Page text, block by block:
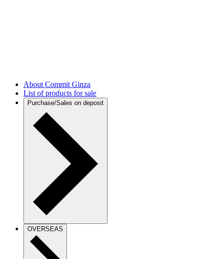
About Commit Ginza
List of products for sale
Purchase/Sales on deposit
OVERSEAS